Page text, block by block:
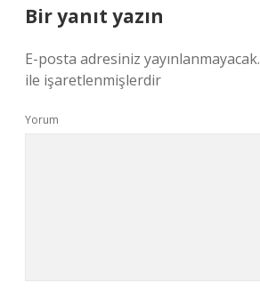
Bir yanıt yazın
E-posta adresiniz yayınlanmayacak.
ile işaretlenmişlerdir
Yorum